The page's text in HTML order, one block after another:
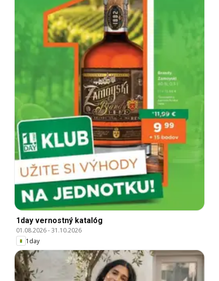
1day vernostný katalóg
01.08.2026-31.10.2026
1day